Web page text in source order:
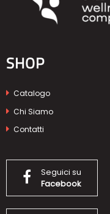
SHOP
Catalogo
Chi Siamo
Contatti
Seguici su
Facebook